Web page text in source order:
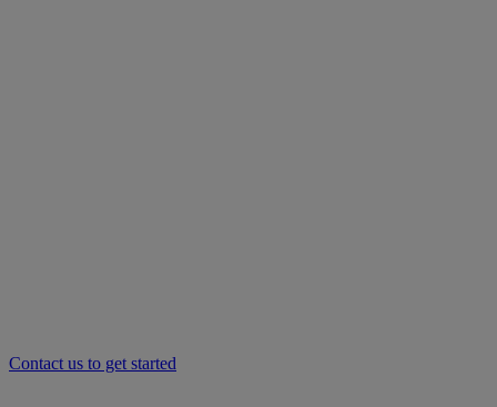
Contact us to get started